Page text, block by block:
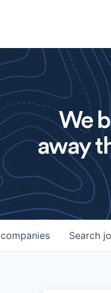
We
away
Search
companies